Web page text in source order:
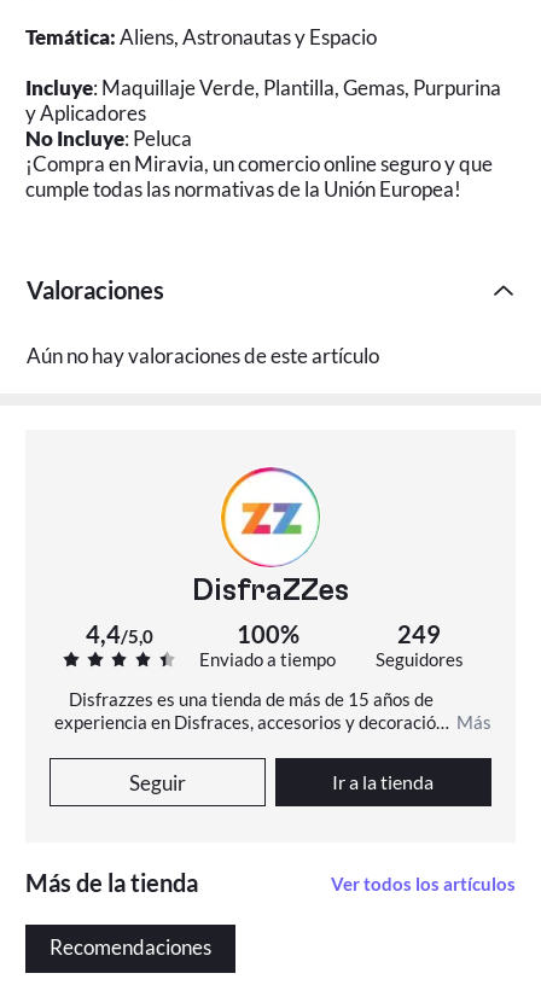
Temática:Aliens, Astronautas y Espacio
Incluye: Maquillaje Verde, Plantilla, Gemas, Purpurina
y Aplicadores
No Incluye: Peluca
¡Compra en Miravia, un comercio online seguro y que
cumple todas las normativas de la Unión Europea!
Valoraciones
Aún no hay valoraciones de este artículo
DisfraZZes
4,4/5,0 100%
Enviado a tiempo
249
Seguidores
Disfrazzes es una tienda de más de 15 años de
experiencia en Disfraces, accesorios y decoración. Más
Seguir Ir a la tienda
Más de la tienda Ver todos los artículos
Recomendaciones